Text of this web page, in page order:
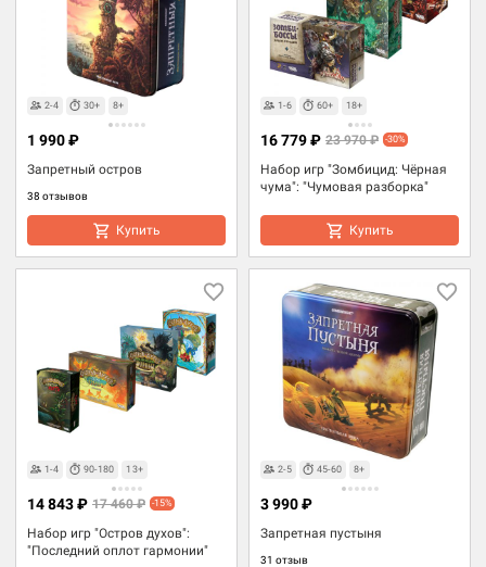
2-4 30+ 8+
Запретный остров
38 отзывов
1 990 ₽
Купить
1-6 60+ 18+
Набор игр "Зомбицид: Чёрная
чума": "Чумовая разборка"
16 779 ₽ 23 970 ₽ -30%
Купить
1-4 90-180 13+
Набор игр "Остров духов":
"Последний оплот гармонии"
14 843 ₽ 17 460 ₽ -15%
2-5 45-60 8+
Запретная пустыня
31 отзыв
3 990 ₽